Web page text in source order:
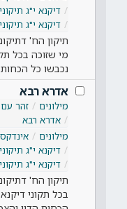
דיקנא י"ג
דיקנא י"ג
תיקון הח'
מי שזוכה בכל
נכבשו כל
אדרא רבא
מילונים זהר
אדרא רבא
מילונים
אינדקס
דיקנא י"ג
דיקנא י"ג
תיקון הח'
בכל תקוני